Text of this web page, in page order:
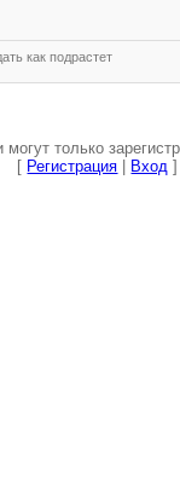
как подрастет
только
[ Регистрация Вход ]